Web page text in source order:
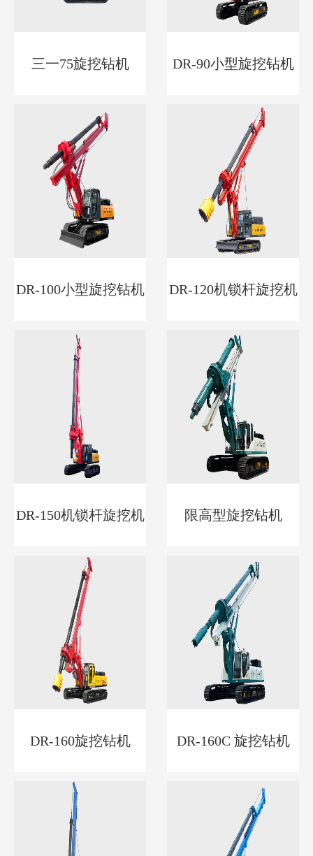
三一75旋挖钻机 DR-90小型旋挖钻机
DR-100小型旋挖钻机 DR-120机锁杆旋挖机
DR-150机锁杆旋挖机 限高型旋挖钻机
DR-160旋挖钻机 DR-160C 旋挖钻机